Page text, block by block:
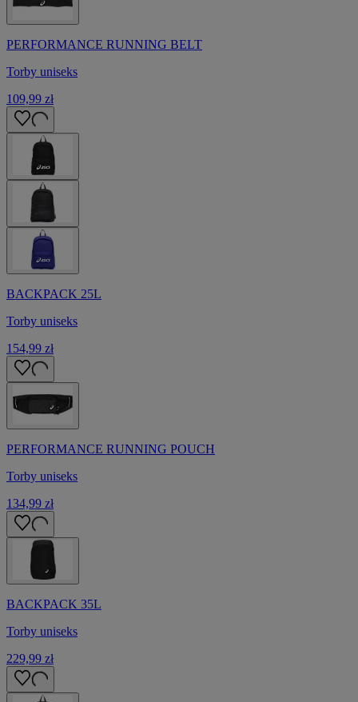
PERFORMANCE RUNNING BELT
Torby uniseks
109,99 zł
BACKPACK 25L
Torby uniseks
154,99 zł
PERFORMANCE RUNNING POUCH
Torby uniseks
134,99 zł
BACKPACK 35L
Torby uniseks
229,99 zł